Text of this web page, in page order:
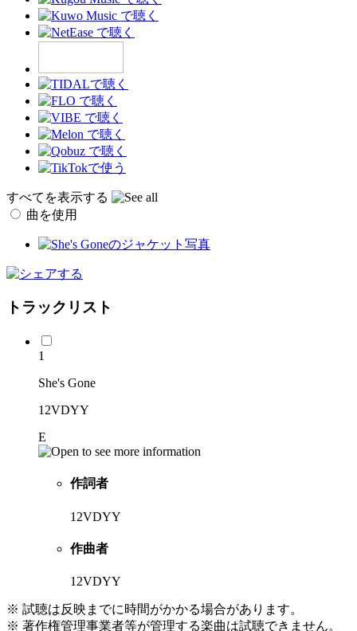
すべてを表示する
曲を使用
トラックリスト
1
She's Gone
12VDYY
E
作詞者
12VDYY
作曲者
12VDYY
※ 試聴は反映までに時間がかかる場合があります。
※ 著作権管理事業者等が管理する楽曲は試聴できません。